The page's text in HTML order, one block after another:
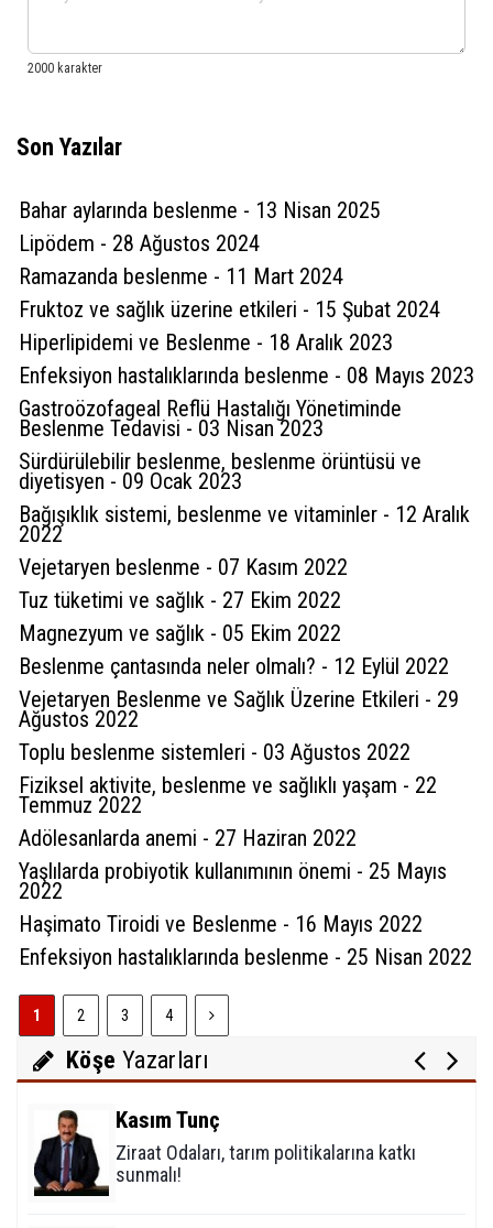
Son Yazılar
Bahar aylarında beslenme - 13 Nisan 2025
Lipödem - 28 Ağustos 2024
Ramazanda beslenme - 11 Mart 2024
Fruktoz ve sağlık üzerine etkileri - 15 Şubat 2024
Hiperlipidemi ve Beslenme - 18 Aralık 2023
Enfeksiyon hastalıklarında beslenme - 08 Mayıs 2023
Gastroözofageal Reflü Hastalığı Yönetiminde
Beslenme Tedavisi - 03 Nisan 2023
Sürdürülebilir beslenme, beslenme örüntüsü ve
diyetisyen - 09 Ocak 2023
Bağışıklık sistemi, beslenme ve vitaminler - 12 Aralık
2022
Vejetaryen beslenme - 07 Kasım 2022
Tuz tüketimi ve sağlık - 27 Ekim 2022
Magnezyum ve sağlık - 05 Ekim 2022
Beslenme çantasında neler olmalı? - 12 Eylül 2022
Vejetaryen Beslenme ve Sağlık Üzerine Etkileri - 29
Ağustos 2022
Toplu beslenme sistemleri - 03 Ağustos 2022
Fiziksel aktivite, beslenme ve sağlıklı yaşam - 22
Temmuz 2022
Adölesanlarda anemi - 27 Haziran 2022
Yaşlılarda probiyotik kullanımının önemi - 25 Mayıs
2022
Haşimato Tiroidi ve Beslenme - 16 Mayıs 2022
Enfeksiyon hastalıklarında beslenme - 25 Nisan 2022
1 2 3 4
Köşe Yazarları
Sultan Akbulut
Mustafa Koçak
Modern çağın putları!
Kasım Tunç
Ziraat Odaları, tarım politikalarına katkı
sunmalı!